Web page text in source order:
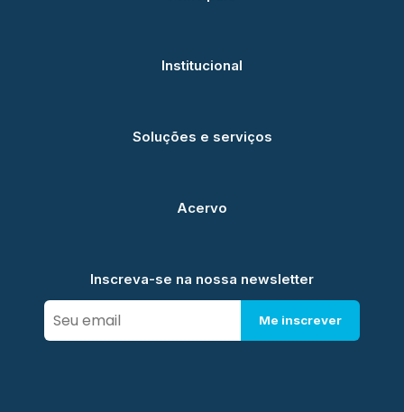
Institucional
Soluções e serviços
Acervo
Inscreva-se na nossa newsletter
Me inscrever